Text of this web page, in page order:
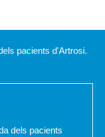
pacients d'Artrosi.
dels pacients